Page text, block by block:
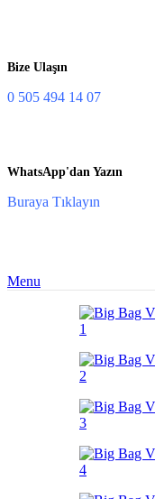
Bize Ulaşın
0 505 494 14 07
WhatsApp'dan Yazın
Buraya Tıklayın
Menu